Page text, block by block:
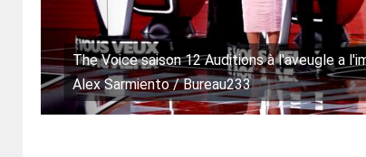
The Voice saison 12 Auditions à l'aveugle a
Alex Sarmiento / Bureau233